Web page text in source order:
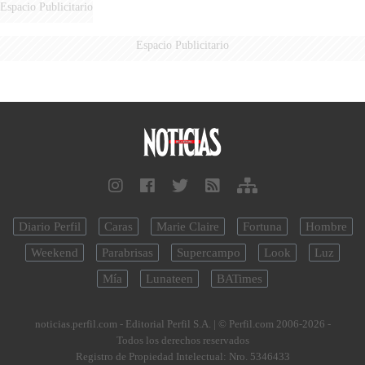
Espacio Publicitario
Espacio Publicitario
Diario Perfil Caras Marie Claire Fortuna
Hombre
Weekend
Parabrisas Supercampo Look
Luz
Mía
Lunateen BATimes
noticias.perfil.com - Editorial Perfil S.A. | © Perfil.com 2006-2026 -
Todos los derechos reservados
Registro de Propiedad Intelectual: Nro. 5346433